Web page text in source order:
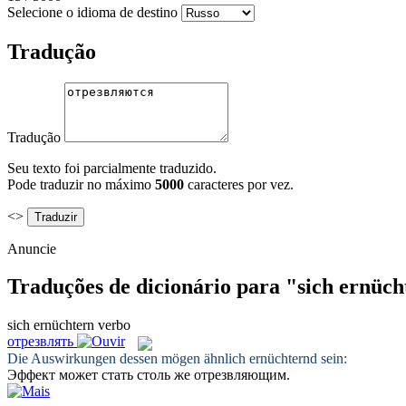
Selecione o idioma de destino
Tradução
Tradução
Seu texto foi parcialmente traduzido.
Pode traduzir no máximo 5000 caracteres por vez.
<>
Anuncie
Traduções de dicionário para "sich
sich ernüchtern verbo
отрезвлять
Die Auswirkungen dessen mögen ähnlich ernüchternd sein:
Эффект может стать столь же отрезвляющим.